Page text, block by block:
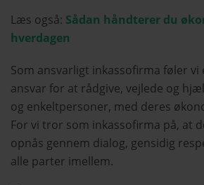
Læs også: Sådan håndterer du
hverdagen
Som ansvarligt inkassofirma føler
ansvar for at rådgive, vejlede og
og enkeltpersoner, med deres
For vi tror som inkassofirma på, at
opnås gennem dialog, gensidig
alle parter imellem.